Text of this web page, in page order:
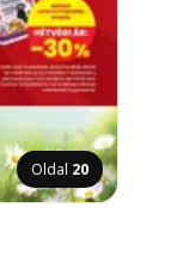
Oldal 20